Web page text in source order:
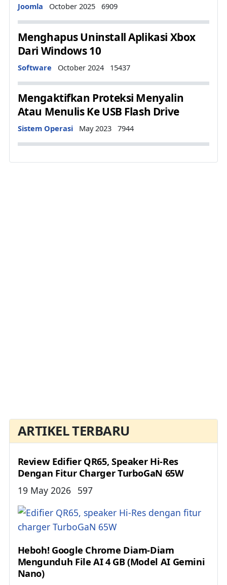
Details
Joomla October 2025 6909
Menghapus Uninstall Aplikasi Xbox
Dari Windows 10
Details
Software October 2024 15437
Mengaktifkan Proteksi Menyalin
Atau Menulis Ke USB Flash Drive
Details
Sistem Operasi May 2023 7944
ARTIKEL TERBARU
Review Edifier QR65, Speaker Hi-Res
Dengan Fitur Charger TurboGaN 65W
Details
19 May 2026 597
Heboh! Google Chrome Diam-Diam
Mengunduh File AI 4 GB (Model AI Gemini
Nano)